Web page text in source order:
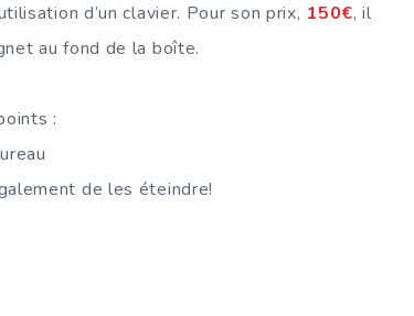
d’un clavier. Pour son prix, 150€, il
au fond de la boîte.
:
de les éteindre!